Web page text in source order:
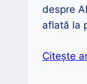
despre
aflată la
Citește